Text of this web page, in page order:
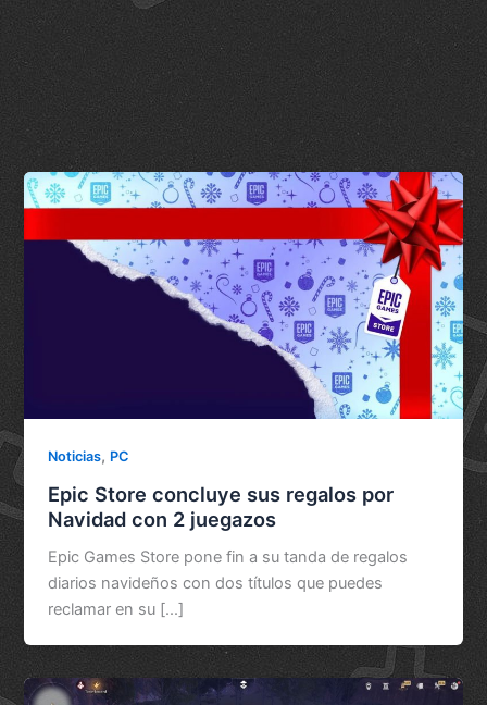
Noticias, PC
Epic Store concluye sus regalos por
Navidad con 2 juegazos
Epic Games Store pone fin a su tanda de regalos
diarios navideños con dos títulos que puedes
reclamar en su [...]